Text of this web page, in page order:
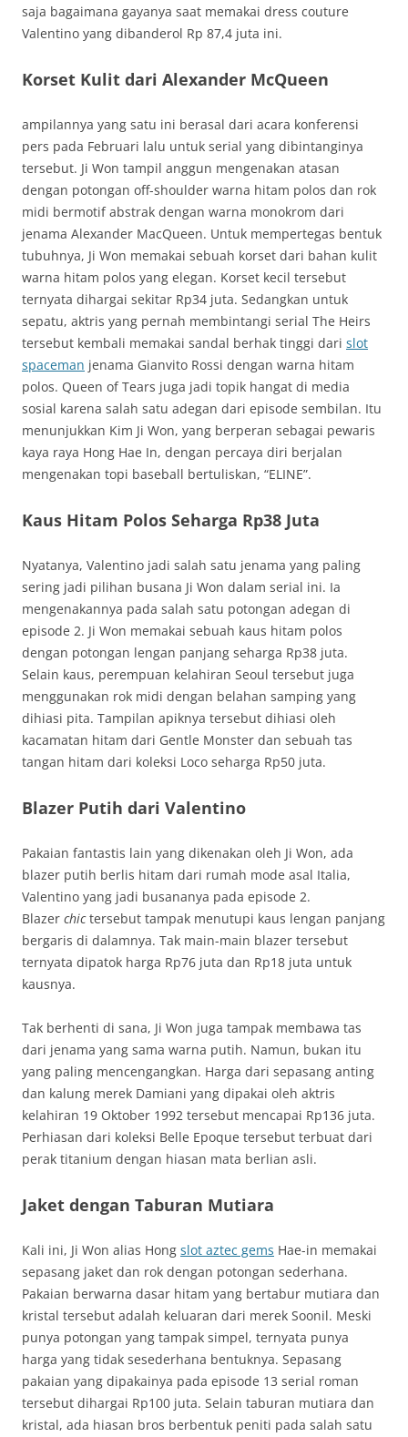
saja bagaimana gayanya saat memakai dress couture
Valentino yang dibanderol Rp 87,4 juta ini.
Korset Kulit dari Alexander McQueen
ampilannya yang satu ini berasal dari acara konferensi
pers pada Februari lalu untuk serial yang dibintanginya
tersebut. Ji Won tampil anggun mengenakan atasan
dengan potongan off-shoulder warna hitam polos dan rok
midi bermotif abstrak dengan warna monokrom dari
jenama Alexander MacQueen. Untuk mempertegas bentuk
tubuhnya, Ji Won memakai sebuah korset dari bahan kulit
warna hitam polos yang elegan. Korset kecil tersebut
ternyata dihargai sekitar Rp34 juta. Sedangkan untuk
sepatu, aktris yang pernah membintangi serial The Heirs
tersebut kembali memakai sandal berhak tinggi dari slot
spaceman jenama Gianvito Rossi dengan warna hitam
polos. Queen of Tears juga jadi topik hangat di media
sosial karena salah satu adegan dari episode sembilan. Itu
menunjukkan Kim Ji Won, yang berperan sebagai pewaris
kaya raya Hong Hae In, dengan percaya diri berjalan
mengenakan topi baseball bertuliskan, “ELINE”.
Kaus Hitam Polos Seharga Rp38 Juta
Nyatanya, Valentino jadi salah satu jenama yang paling
sering jadi pilihan busana Ji Won dalam serial ini. Ia
mengenakannya pada salah satu potongan adegan di
episode 2. Ji Won memakai sebuah kaus hitam polos
dengan potongan lengan panjang seharga Rp38 juta.
Selain kaus, perempuan kelahiran Seoul tersebut juga
menggunakan rok midi dengan belahan samping yang
dihiasi pita. Tampilan apiknya tersebut dihiasi oleh
kacamatan hitam dari Gentle Monster dan sebuah tas
tangan hitam dari koleksi Loco seharga Rp50 juta.
Blazer Putih dari Valentino
Pakaian fantastis lain yang dikenakan oleh Ji Won, ada
blazer putih berlis hitam dari rumah mode asal Italia,
Valentino yang jadi busananya pada episode 2.
Blazer chictersebut tampak menutupi kaus lengan panjang
bergaris di dalamnya. Tak main-main blazer tersebut
ternyata dipatok harga Rp76 juta dan Rp18 juta untuk
kausnya.
Tak berhenti di sana, Ji Won juga tampak membawa tas
dari jenama yang sama warna putih. Namun, bukan itu
yang paling mencengangkan. Harga dari sepasang anting
dan kalung merek Damiani yang dipakai oleh aktris
kelahiran 19 Oktober 1992 tersebut mencapai Rp136 juta.
Perhiasan dari koleksi Belle Epoque tersebut terbuat dari
perak titanium dengan hiasan mata berlian asli.
Jaket dengan Taburan Mutiara
Kali ini, Ji Won alias Hong slot aztec gems Hae-in memakai
sepasang jaket dan rok dengan potongan sederhana.
Pakaian berwarna dasar hitam yang bertabur mutiara dan
kristal tersebut adalah keluaran dari merek Soonil. Meski
punya potongan yang tampak simpel, ternyata punya
harga yang tidak sesederhana bentuknya. Sepasang
pakaian yang dipakainya pada episode 13 serial roman
tersebut dihargai Rp100 juta. Selain taburan mutiara dan
kristal, ada hiasan bros berbentuk peniti pada salah satu